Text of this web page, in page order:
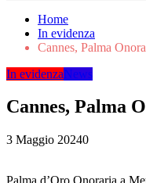
Home
In evidenza
Cannes, Palma
In evidenzaNews
Cannes, Palma
3 Maggio 20240